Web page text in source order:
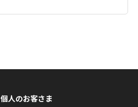
個人のお客さま